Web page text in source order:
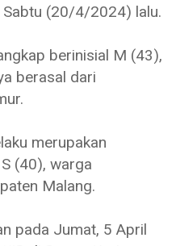
Sabtu (20/4/2024) lalu.
berinisial M (43),
berasal dari
merupakan
(40), warga
Malang.
pada Jumat, 5 April